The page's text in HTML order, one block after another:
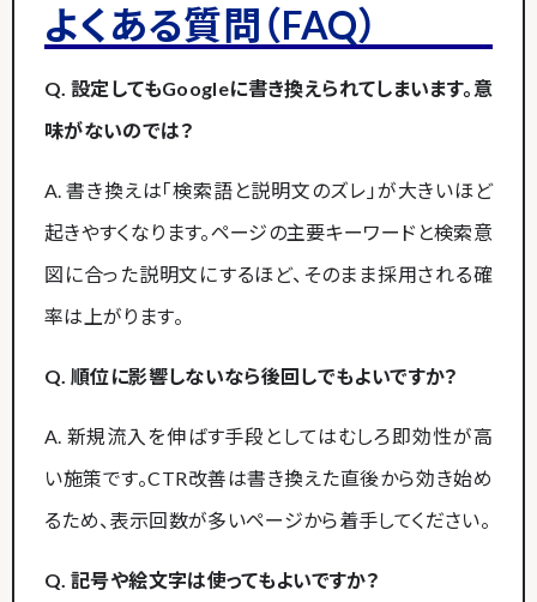
よくある質問（FAQ）
Q. 設定してもGoogleに書き換えられてしまいます。意
味がないのでは？
A. 書き換えは「検索語と説明文のズレ」が大きいほど
起きやすくなります。ページの主要キーワードと検索意
図に合った説明文にするほど、そのまま採用される確
率は上がります。
Q. 順位に影響しないなら後回しでもよいですか？
A. 新規流入を伸ばす手段としてはむしろ即効性が高
い施策です。CTR改善は書き換えた直後から効き始め
るため、表示回数が多いページから着手してください。
Q. 記号や絵文字は使ってもよいですか？